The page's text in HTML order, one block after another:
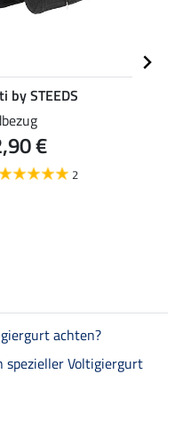
by STEEDS
€
2
achten?
spezieller Voltigiergurt